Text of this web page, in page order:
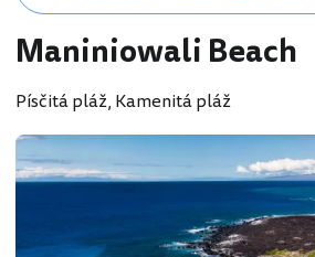
Maniniowali Beach
Písčitá pláž, Kamenitá pláž